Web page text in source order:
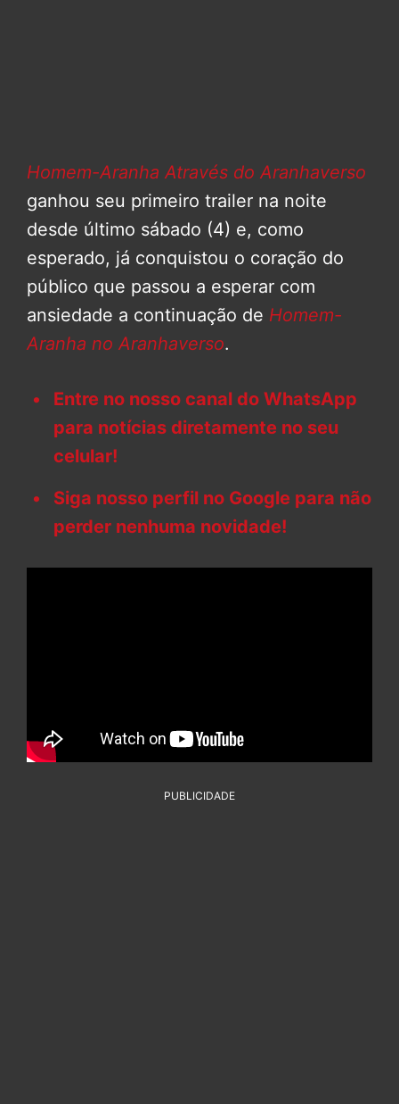
Homem-Aranha Através do Aranhaverso
ganhou seu primeiro trailer na noite
desde último sábado (4) e, como
esperado, já conquistou o coração do
público que passou a esperar com
ansiedade a continuação de Homem-
Aranha no Aranhaverso.
Entre no nosso canal do WhatsApp
para notícias diretamente no seu
celular!
Siga nosso perfil no Google para não
perder nenhuma novidade!
PUBLICIDADE